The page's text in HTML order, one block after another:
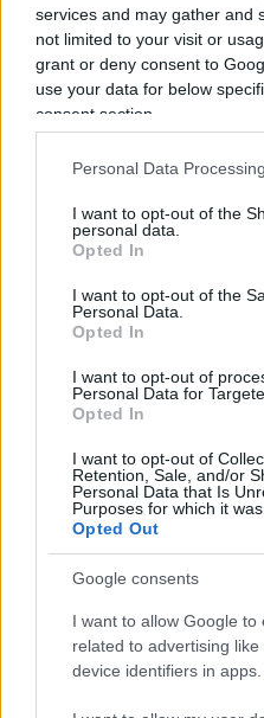
services and may gather and
not limited to your visit or
grant or deny consent to
use your data for below
consent section.
Personal Data
I want to opt-out of the
personal data.
Opted In
I want to opt-out of the
Personal Data.
Opted In
I want to opt-out of
Personal Data for
Opted In
I want to opt-out of
Retention, Sale, and/or
Personal Data that Is
Purposes for which it was
Opted Out
Google consents
I want to allow Google to
related to advertising
device identifiers in apps.
Le queer
schifo
diMax Del Papa
5 Agosto 2024, 15:15